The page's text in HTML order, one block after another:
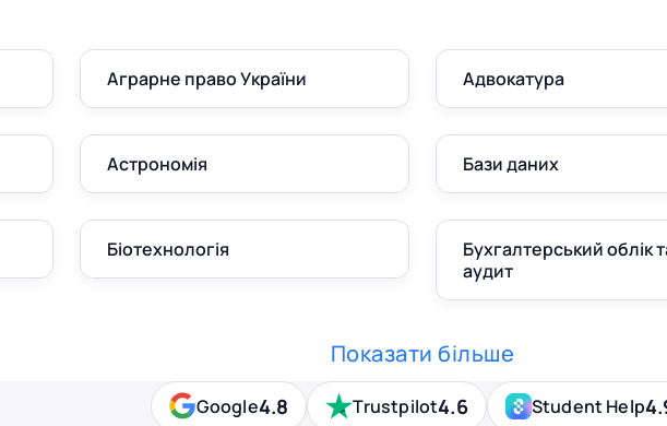
Аграрне право України Адвокатура
Астрономія Бази даних
Біотехнологія
Бухгалтерський облік
аудит
Показати більше
Google4.8 Trustpilot4.6 Student Help